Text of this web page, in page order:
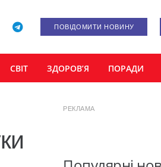
ПОВІДОМИТИ НОВИНУ
СВІТ ЗДОРОВ’Я ПОРАДИ
РЕКЛАМА